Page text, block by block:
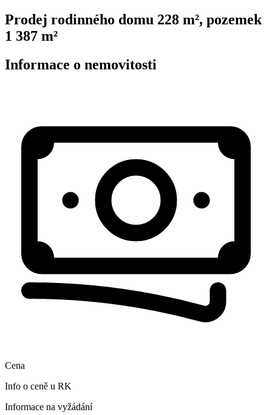
Prodej rodinného domu 228 m², pozemek
1 387 m²
Informace o nemovitosti
Cena
Info o ceně u RK
Informace na vyžádání